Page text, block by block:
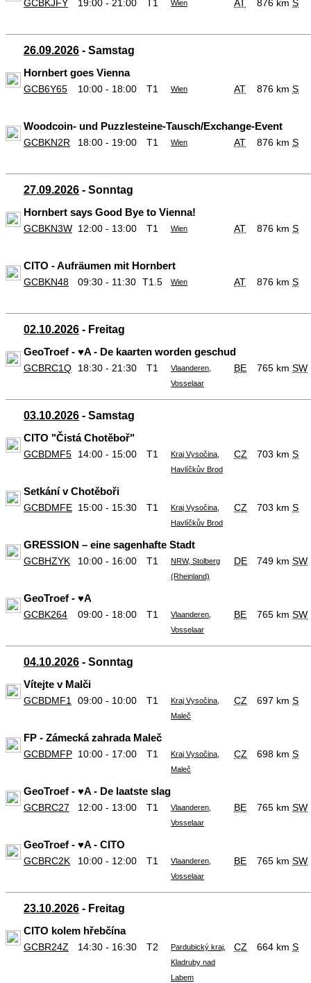
GCBKJFY 19:00 - 21:00 T1 Wien AT 876 km S
26.09.2026 - Samstag
Hornbert goes Vienna
GCB6Y65 10:00 - 18:00 T1 Wien AT 876 km S
Woodcoin- und Puzzlesteine-Tausch/Exchange-Event
GCBKN2R 18:00 - 19:00 T1 Wien AT 876 km S
27.09.2026 - Sonntag
Hornbert says Good Bye to Vienna!
GCBKN3W 12:00 - 13:00 T1 Wien AT 876 km S
CITO - Aufräumen mit Hornbert
GCBKN48 09:30 - 11:30 T1.5 Wien AT 876 km S
02.10.2026 - Freitag
GeoTroef - ♥️A - De kaarten worden geschud
GCBRC1Q 18:30 - 21:30 T1
Vlaanderen,
Vosselaar
BE 765 km SW
03.10.2026 - Samstag
CITO "Čistá Chotěboř"
GCBDMF5 14:00 - 15:00 T1
Kraj Vysočina,
Havlíčkův Brod
CZ 703 km S
Setkání v Chotěboři
GCBDMFE 15:00 - 15:30 T1
Kraj Vysočina,
Havlíčkův Brod
CZ 703 km S
GRESSION – eine sagenhafte Stadt
GCBHZYK 10:00 - 16:00 T1
NRW, Stolberg
(Rheinland)
DE 749 km SW
GeoTroef - ♥️A
GCBK264 09:00 - 18:00 T1
Vlaanderen,
Vosselaar
BE 765 km SW
04.10.2026 - Sonntag
Vítejte v Malči
GCBDMF1 09:00 - 10:00 T1
Kraj Vysočina,
Maleč
CZ 697 km S
FP - Zámecká zahrada Maleč
GCBDMFP 10:00 - 17:00 T1
Kraj Vysočina,
Maleč
CZ 698 km S
GeoTroef - ♥️A - De laatste slag
GCBRC27 12:00 - 13:00 T1
Vlaanderen,
Vosselaar
BE 765 km SW
GeoTroef - ♥️A - CITO
GCBRC2K 10:00 - 12:00 T1
Vlaanderen,
Vosselaar
BE 765 km SW
23.10.2026 - Freitag
CITO kolem hřebčína
GCBR24Z 14:30 - 16:30 T2
Pardubický kraj,
Kladruby nad
Labem
CZ 664 km S